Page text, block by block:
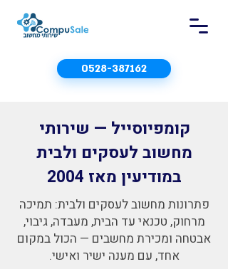
0528-387162
קומפיוסייל — שירותי
מחשוב לעסקים ולבית
במודיעין מאז 2004
פתרונות מחשוב לעסקים ולבית: תמיכה
מרחוק, טכנאי עד הבית, מעבדה, גיבוי,
אבטחה ומכירת מחשבים — הכול במקום
אחד, עם מענה ישיר ואישי.